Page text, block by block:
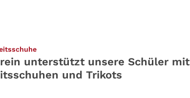
:
unterstützt unsere Schüler mit
und Trikots